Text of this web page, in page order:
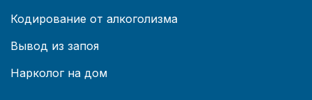
Кодирование от алкоголизма
Вывод из запоя
Нарколог на дом